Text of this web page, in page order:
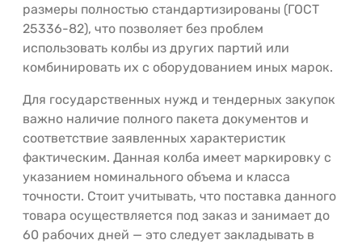
размеры полностью стандартизированы (ГОСТ
25336-82), что позволяет без проблем
использовать колбы из других партий или
комбинировать их с оборудованием иных марок.
Для государственных нужд и тендерных закупок
важно наличие полного пакета документов и
соответствие заявленных характеристик
фактическим. Данная колба имеет маркировку с
указанием номинального объема и класса
точности. Стоит учитывать, что поставка данного
товара осуществляется под заказ и занимает до
60 рабочих дней — это следует закладывать в